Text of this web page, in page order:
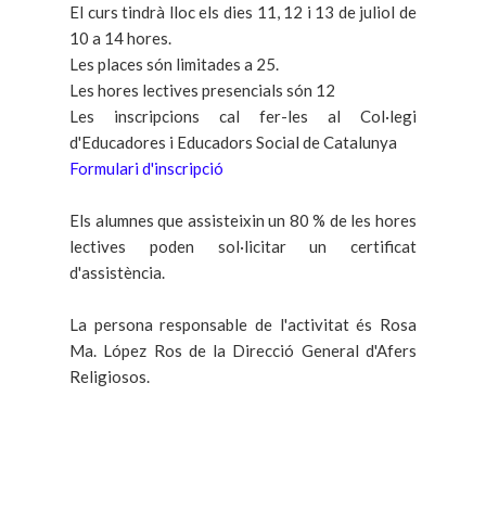
El curs tindrà lloc els dies 11, 12 i 13 de juliol de
10 a 14 hores.
Les places són limitades a 25.
Les hores lectives presencials són 12
Les inscripcions cal fer-les al Col·legi
d'Educadores i Educadors Social de Catalunya
Formulari d'inscripció
Els alumnes que assisteixin un 80 % de les hores
lectives poden sol·licitar un certificat
d'assistència.
La persona responsable de l'activitat és Rosa
Ma. López Ros de la Direcció General d'Afers
Religiosos.